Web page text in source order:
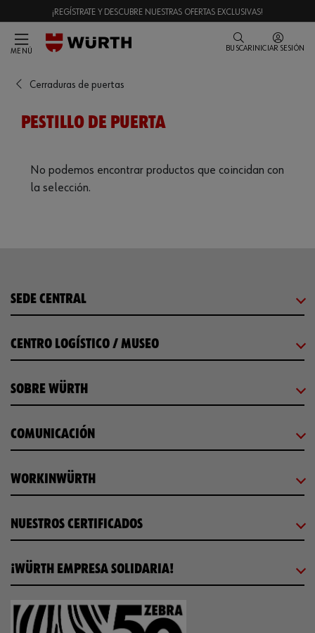
¡REGÍSTRATE Y DESCUBRE NUESTRAS OFERTAS EXCLUSIVAS!
MENÚ BUSCAR INICIAR SESIÓN
Cerraduras de puertas
PESTILLO DE PUERTA
No podemos encontrar productos que coincidan con
la selección.
SEDE CENTRAL
CENTRO LOGÍSTICO / MUSEO
SOBRE WÜRTH
COMUNICACIÓN
WORKINWÜRTH
NUESTROS CERTIFICADOS
¡WÜRTH EMPRESA SOLIDARIA!